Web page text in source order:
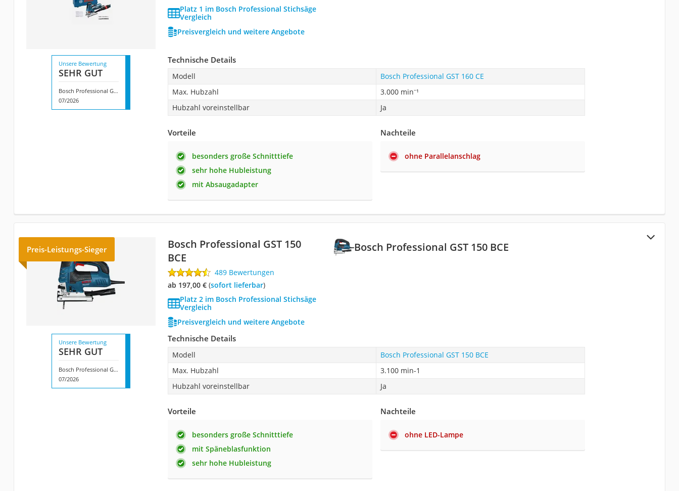
Platz 1 im Bosch Professional Stichsäge
Vergleich
Preisvergleich und weitere Angebote
Unsere Bewertung
SEHR GUT
Bosch Professional GST 160 CE
07/2026
Technische Details
Modell
Bosch Professional GST 160 CE
Max. Hubzahl
3.000 min⁻¹
Hubzahl voreinstellbar
Ja
Vorteile
besonders große Schnitttiefe
sehr hohe Hubleistung
mit Absaugadapter
Nachteile
ohne Parallelanschlag
Bosch Professional GST 150 BCE
Preis-Leistungs-Sieger
Bosch Professional GST 150
BCE
489 Bewertungen
ab 197,00 €( Sofort lieferbar)
Platz 2 im Bosch Professional Stichsäge
Vergleich
Preisvergleich und weitere Angebote
Unsere Bewertung
SEHR GUT
Bosch Professional GST 150 BCE
07/2026
Technische Details
Modell
Bosch Professional GST 150 BCE
Max. Hubzahl
3.100 min-1
Hubzahl voreinstellbar
Ja
Vorteile
besonders große Schnitttiefe
mit Späneblasfunktion
sehr hohe Hubleistung
Nachteile
ohne LED-Lampe